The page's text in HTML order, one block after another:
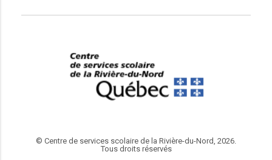
© Centre de services scolaire de la Rivière-du-Nord, 2026.
Tous droits réservés